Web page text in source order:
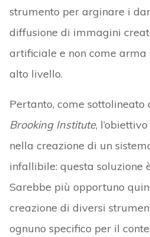
strumento per arginare i
diffusione di immagini
artificiale e non come arma
alto livello.
Pertanto, come
Brooking Institute,
nella creazione di un
infallibile: questa soluzione
Sarebbe più opportuno
creazione di diversi
ognuno specifico per il